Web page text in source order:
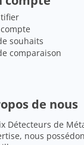
souhaits
comparaison
de nous
Détecteurs de
nous